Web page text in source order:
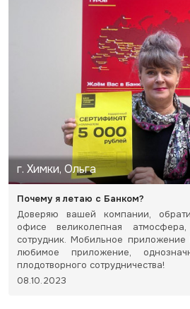
г. Химки, Ольга
Почему я летаю с Банком?
Доверяю вашей компании,
офисе великолепная
сотрудник. Мобильное
любимое приложение,
плодотворного сотрудничества!
08.10.2023